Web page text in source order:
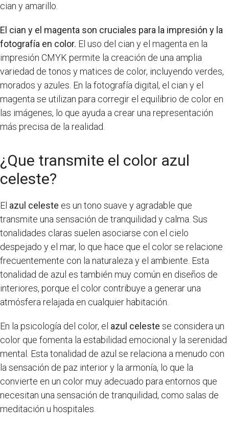
cian y amarillo.
El cian y el magenta son cruciales para la impresión y la
fotografía en color. El uso del cian y el magenta en la
impresión CMYK permite la creación de una amplia
variedad de tonos y matices de color, incluyendo verdes,
morados y azules. En la fotografía digital, el cian y el
magenta se utilizan para corregir el equilibrio de color en
las imágenes, lo que ayuda a crear una representación
más precisa de la realidad.
¿Que transmite el color azul
celeste?
El azul celeste es un tono suave y agradable que
transmite una sensación de tranquilidad y calma. Sus
tonalidades claras suelen asociarse con el cielo
despejado y el mar, lo que hace que el color se relacione
frecuentemente con la naturaleza y el ambiente. Esta
tonalidad de azul es también muy común en diseños de
interiores, porque el color contribuye a generar una
atmósfera relajada en cualquier habitación.
En la psicología del color, el azul celeste se considera un
color que fomenta la estabilidad emocional y la serenidad
mental. Esta tonalidad de azul se relaciona a menudo con
la sensación de paz interior y la armonía, lo que la
convierte en un color muy adecuado para entornos que
necesitan una sensación de tranquilidad, como salas de
meditación u hospitales.